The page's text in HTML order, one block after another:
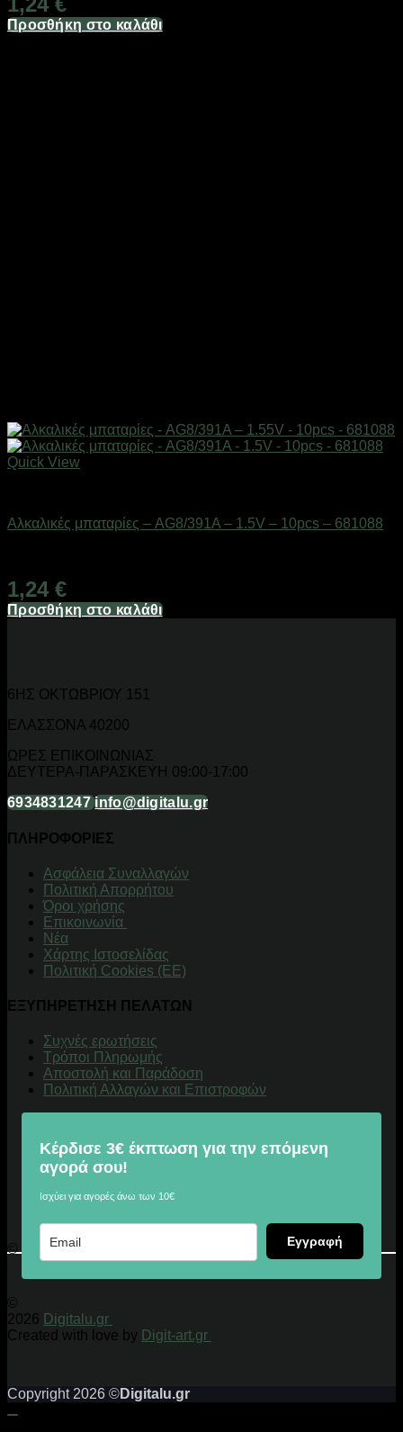
Προσθήκη στο καλάθι
Quick View
Αλκαλικές μπαταρίες – AG8/391A – 1.5V – 10pcs – 681088
1,24 €
Προσθήκη στο καλάθι
6ΗΣ ΟΚΤΩΒΡΙΟΥ 151
ΕΛΑΣΣΟΝΑ 40200
ΩΡΕΣ ΕΠΙΚΟΙΝΩΝΙΑΣ
ΔΕΥΤΕΡΑ-ΠΑΡΑΣΚΕΥΗ 09:00-17:00
6934831247 info@digitalu.gr
ΠΛΗΡΟΦΟΡΙΕΣ
Aσφάλεια Συναλλαγών
Πολιτική Απορρήτου
Όροι χρήσης
Επικοινωνία
Νέα
Χάρτης Ιστοσελίδας
Πολιτική Cookies (ΕΕ)
ΕΞΥΠΗΡΕΤΗΣΗ ΠΕΛΑΤΩΝ
Συχνές ερωτήσεις
Τρόποι Πληρωμής
Αποστολή και Παράδοση
Πολιτική Αλλαγών και Επιστροφών
Κέρδισε 3€ έκπτωση για την επόμενη
αγορά σου!
Ισχύει για αγορές άνω των 10€
Εγγραφή
© 2026 Digitalu.gr
©
2026 Digitalu.gr
Created with love by Digit-art.gr
Copyright 2026 ©Digitalu.gr